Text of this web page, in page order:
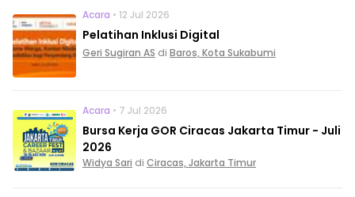
Acara • 12 Jul 2026
Pelatihan Inklusi Digital
Geri Sugiran AS di Baros, Kota Sukabumi
Acara • 7 Jul 2026
Bursa Kerja GOR Ciracas Jakarta Timur - Juli
2026
Widya Sari di Ciracas, Jakarta Timur